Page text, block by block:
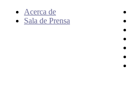
Acerca de
Sala de Prensa